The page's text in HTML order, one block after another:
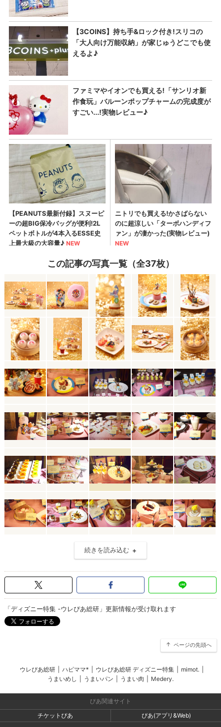
この記事の写真一覧（全37枚）
続きを読み込む
「ディズニー特集 -ウレぴあ総研」更新情報が受け取れます
ページの先頭へ
ウレぴあ総研 ハピママ* ウレぴあ総研 ディズニー特集 mimot.
うまいめし
うまいパン うまい肉 Medery.
ぴあ関連サイト
チケットぴあ
ぴあ(アプリ&Web)